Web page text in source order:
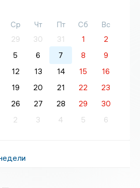
Ср Чт Пт Сб
Вс
29 30 31 1
2
5 6 7 8
9
12 13 14 15
16
19 20 21 22
23
26 27 28 29
30
2 3 4 5 6